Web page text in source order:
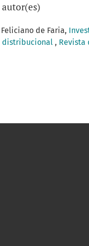
de Faria,
distribucional , Revista